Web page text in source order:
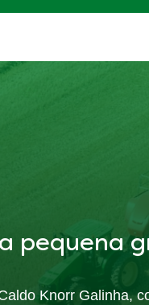
pequena
Knorr Galinha,